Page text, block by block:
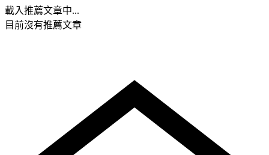
載入推薦文章中...
目前沒有推薦文章